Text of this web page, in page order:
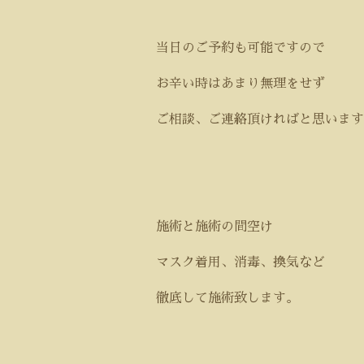
当日のご予約も可能ですので
お辛い時はあまり無理をせず
ご相談、ご連絡頂ければと思いま
施術と施術の間空け
マスク着用、消毒、換気など
徹底して施術致します。